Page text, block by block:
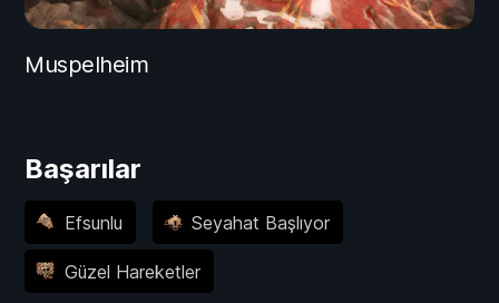
Muspelheim
Başarılar
Efsunlu Seyahat Başlıyor
Güzel Hareketler